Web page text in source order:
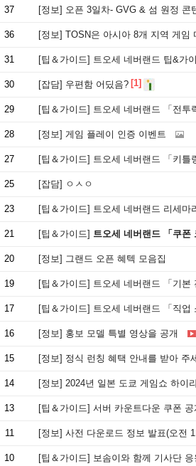
37 [정보] 오픈 3일차- GVG & 섬 원정 콘
36 [정보] TOSN은 아시아 8개 지역 게임 다
31 [팁＆가이드] 트오세 네버랜드 팁&가
30 [잡담] 우편함 어딨음? [1]
29 [팁＆가이드] 트오세 네버랜드 「전투
28 [정보] 게임 플레이 인증 이벤트
27 [팁＆가이드] 트오세 네버랜드 「키틀
25 [잡담] ㅇㅅㅇ
23 [팁＆가이드] 트오세 네버랜드 리세마
21 [팁＆가이드] 트오세 네버랜드 「쿠폰
20 [정보] 그랜드 오픈 혜텍 모음집
19 [팁＆가이드] 트오세 네버랜드 「기본
17 [팁＆가이드] 트오세 네버랜드 「직업
16 [정보] 홍보 모델 특별 영상을 공개
15 [정보] 정식 런칭 혜택 안내를 받아 주
14 [정보] 2024년 일본 도쿄 게임쇼 하이
13 [팁＆가이드] 서버 카운트다운 쿠폰
11 [정보] 사전 다운로드 정보 발표(오전
10 [팁＆가이드] 보솜이와 함께 기사단